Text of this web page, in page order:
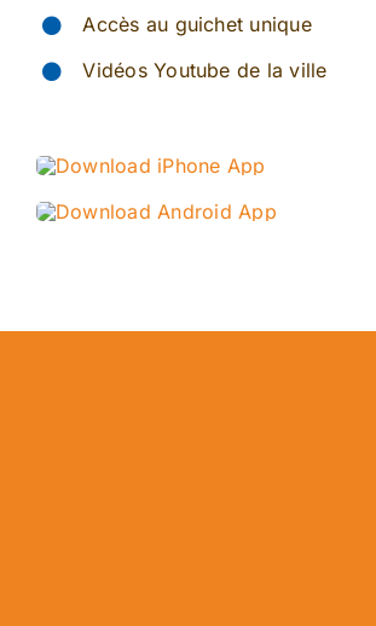
Accès au guichet unique
Vidéos Youtube de la ville